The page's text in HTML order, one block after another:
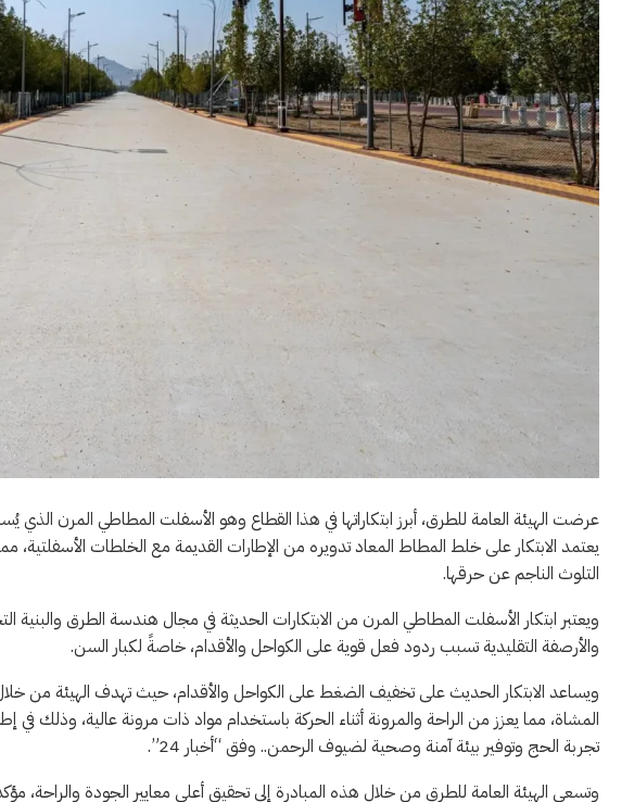
عرضت الهيئة العامة للطرق، أبرز ابتكاراتها في هذا القطاع وهو الأسفلت المطاطي المرن
يعتمد الابتكار على خلط المطاط المعاد تدويره من الإطارات القديمة مع الخلطات الأسفلتية،
التلوث الناجم عن حرقها.
ويعتبر ابتكار الأسفلت المطاطي المرن من الابتكارات الحديثة في مجال هندسة الطرق والبنية
والأرصفة التقليدية تسبب ردود فعل قوية على الكواحل والأقدام، خاصةً لكبار السن.
ويساعد الابتكار الحديث على تخفيف الضغط على الكواحل والأقدام، حيث تهدف الهيئة من
المشاة، مما يعزز من الراحة والمرونة أثناء الحركة باستخدام مواد ذات مرونة عالية، وذلك
تجربة الحج وتوفير بيئة آمنة وصحية لضيوف الرحمن.. وفق “أخبار 24”.
وتسعى الهيئة العامة للطرق من خلال هذه المبادرة إلى تحقيق أعلى معايير الجودة